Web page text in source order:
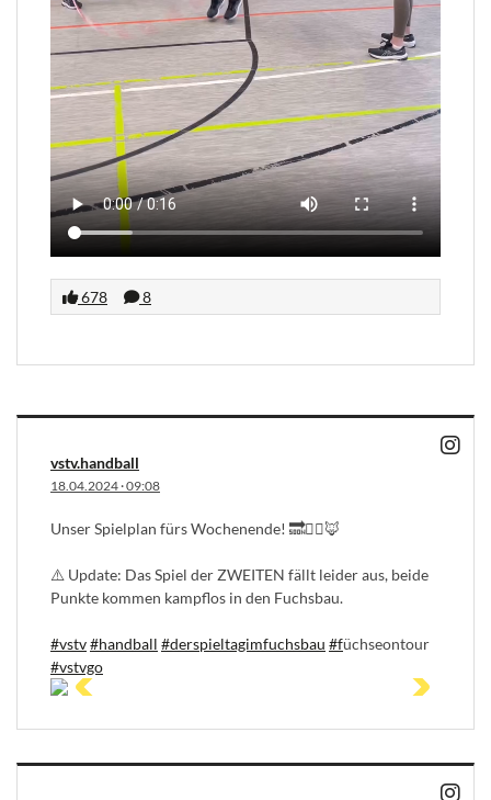
678 8
vstv.handball
18.04.2024·09:08
Unser Spielplan fürs Wochenende! 🔜☝🏻🦊
⚠️ Update: Das Spiel der ZWEITEN fällt leider aus, beide
Punkte kommen kampflos in den Fuchsbau.
#vstv#handball #derspieltagimfuchsbau #füchseontour
#vstvgo